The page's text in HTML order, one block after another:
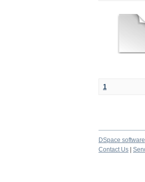
1
DSpace software
Contact Us